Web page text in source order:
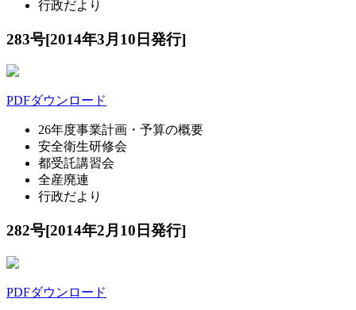
行政だより
283号[2014年3月10日発行]
PDFダウンロード
26年度事業計画・予算の概要
安全衛生研修会
都受託講習会
全産廃連
行政だより
282号[2014年2月10日発行]
PDFダウンロード